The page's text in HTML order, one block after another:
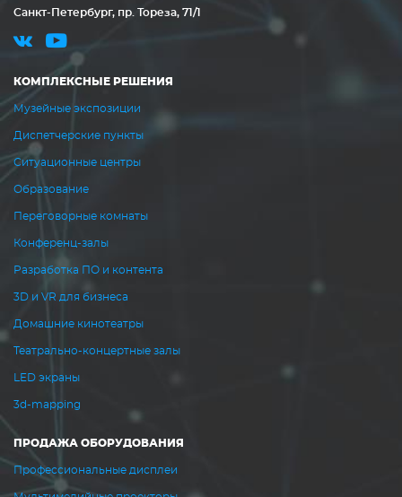
Санкт-Петербург, пр. Тореза, 71/1
КОМПЛЕКСНЫЕ РЕШЕНИЯ
Музейные экспозиции
Диспетчерские пункты
Ситуационные центры
Образование
Переговорные комнаты
Конференц-залы
Разработка ПО и контента
3D и VR для бизнеса
Домашние кинотеатры
Театрально-концертные залы
LED экраны
3d-mapping
ПРОДАЖА ОБОРУДОВАНИЯ
Профессиональные дисплеи